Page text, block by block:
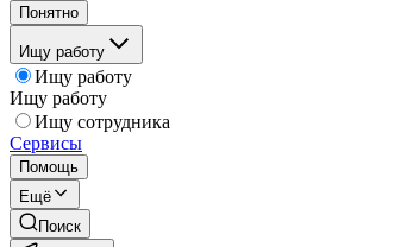
Понятно
Ищу работу
Ищу работу
Ищу работу
Ищу сотрудника
Сервисы
Помощь
Ещё
Поиск